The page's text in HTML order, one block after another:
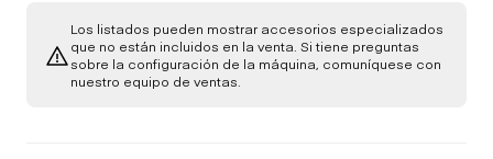
Limited Function
Oil Leaks
Limited Function
Check (Drivetrain-
Chassis
Los listados pueden mostrar accesorios especializados
que no están incluidos en la venta. Si tiene preguntas
sobre la configuración de la máquina, comuníquese con
nuestro equipo de ventas.